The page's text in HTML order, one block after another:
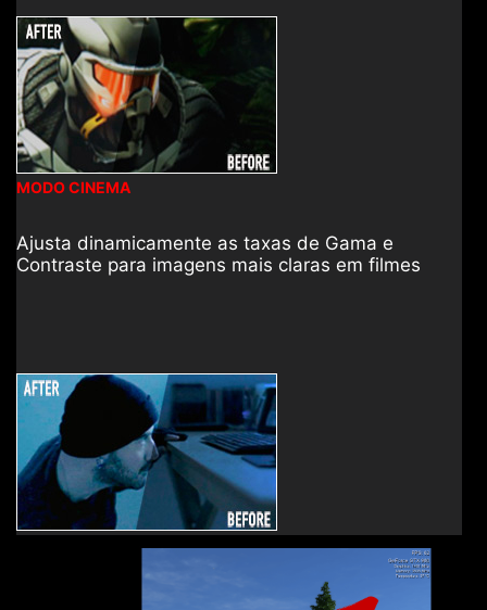
MODO CINEMA
Ajusta dinamicamente as taxas de Gama e
Contraste para imagens mais claras em filmes